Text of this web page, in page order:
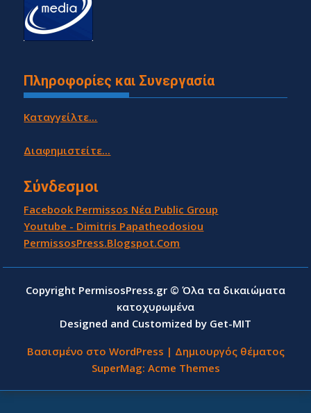
Πληροφορίες και Συνεργασία
Καταγγείλτε...
Διαφημιστείτε...
Σύνδεσμοι
Facebook Permissos Νέα Public Group
Youtube - Dimitris Papatheodosiou
PermissosPress.Blogspot.Com
Copyright PermisosPress.gr © Όλα τα δικαιώματα
κατοχυρωμένα
Designed and Customized by Get-MIT
Βασισμένο στο WordPress | Δημιουργός θέματος
SuperMag: Acme Themes